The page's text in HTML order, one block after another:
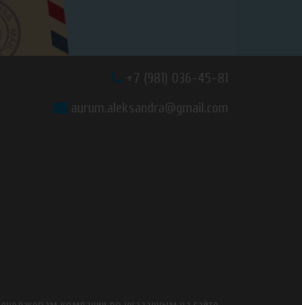
+7 (981) 036-45-81
aurum.aleksandra@gmail.com